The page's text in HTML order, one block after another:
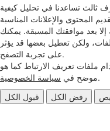
ثالث تساعدنا في تحليل كيفية
المحتوى والإعلانات المناسبة
بعد موافقتك المسبقة. يمكنك
ولكن تعطيل بعضها قد يؤثر
على تجربة التصفح.
ملفات تعريف الارتباط كما هو
موضح في سياسة الخصوصية
.
قبول الكل
رفض الكل